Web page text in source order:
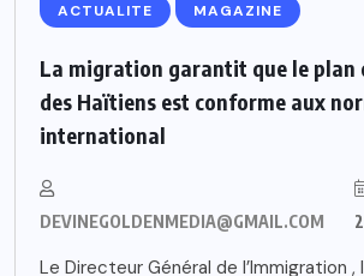
ACTUALITE MAGAZINE
La migration garantit que le plan
des Haïtiens est conforme aux
international
DEVINEGOLDENMEDIA@GMAIL.COM
Le Directeur Général de l’Immigration